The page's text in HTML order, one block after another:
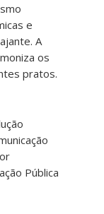
e
A
os
pratos.
Pública